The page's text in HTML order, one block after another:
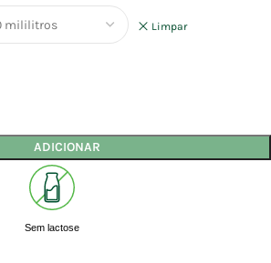
Limpar
ADICIONAR
Sem lactose